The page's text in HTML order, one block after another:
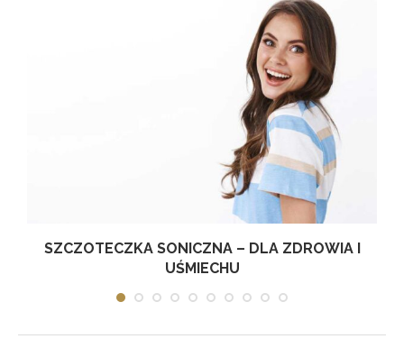
SZCZOTECZKA SONICZNA – DLA ZDROWIA I
UŚMIECHU